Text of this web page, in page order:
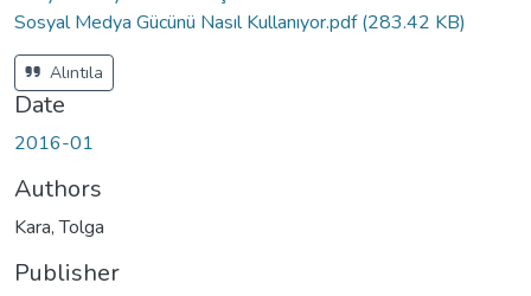
Sosyal Medya Gücünü Nasıl Kullanıyor.pdf(283.42 KB)
Alıntıla
Date
2016-01
Authors
Kara, Tolga
Publisher